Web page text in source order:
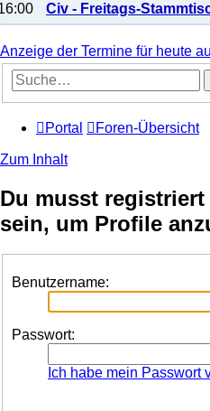
Civ - Freitags-
Anzeige der Termine für heute
Portal Foren-Übersicht
Zum Inhalt
Du musst
sein, um Profile
Benutzername:
Passwort:
Ich habe mein Passwort